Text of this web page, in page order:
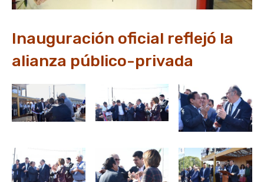
Inauguración oficial reflejó la
alianza público-privada